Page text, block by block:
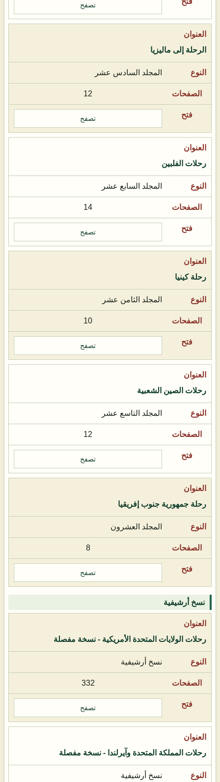
تصفح
الرحلة إلى ماليزيا
المجلد السادس عشر
12
تصفح
رحلات الفلبين
المجلد السابع عشر
14
تصفح
رحلة كينيا
المجلد الثامن عشر
10
تصفح
رحلات الصين الشعبية
المجلد التاسع عشر
12
تصفح
رحلة جمهورية جنوب إفريقيا
المجلد العشرون
8
تصفح
نسخ أرشيفية
رحلات الولايات المتحدة الأمريكية - نسخة مفصلة
نسخ أرشيفية
332
تصفح
رحلات المملكة المتحدة وآيرلندا - نسخة مفصلة
نسخ أرشيفية